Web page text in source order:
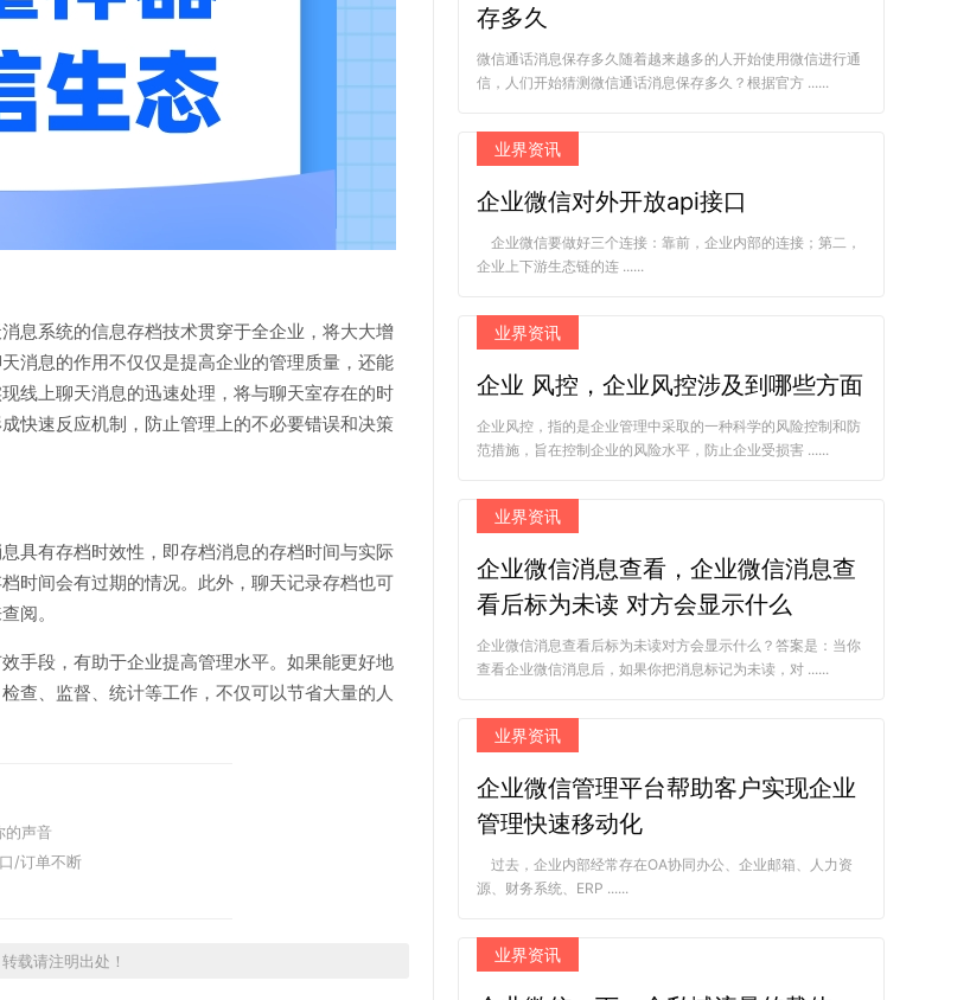
息系统的信息存档技术贯穿于全企业，将大大增
消息的作用不仅仅是提高企业的管理质量，还能
线上聊天消息的迅速处理，将与聊天室存在的时
快速反应机制，防止管理上的不必要错误和决策
具有存档时效性，即存档消息的存档时间与实际
时间会有过期的情况。此外，聊天记录存档也可
阅。
手段，有助于企业提高管理水平。如果能更好地
查、监督、统计等工作，不仅可以节省大量的人
的声音
/订单不断
载请注明出处！
存多久
微信通话消息保存多久随着越来越多的人开始使用微信进行通
信，人们开始猜测微信通话消息保存多久？根据官方 ......
业界资讯
企业微信对外开放api接口
企业微信要做好三个连接：靠前，企业内部的连接；第二，
企业上下游生态链的连 ......
业界资讯
企业 风控，企业风控涉及到哪些方面
企业风控，指的是企业管理中采取的一种科学的风险控制和防
范措施，旨在控制企业的风险水平，防止企业受损害 ......
业界资讯
企业微信消息查看，企业微信消息查
看后标为未读 对方会显示什么
企业微信消息查看后标为未读对方会显示什么？答案是：当你
查看企业微信消息后，如果你把消息标记为未读，对 ......
业界资讯
企业微信管理平台帮助客户实现企业
管理快速移动化
过去，企业内部经常存在OA协同办公、企业邮箱、人力资
源、财务系统、ERP ......
业界资讯